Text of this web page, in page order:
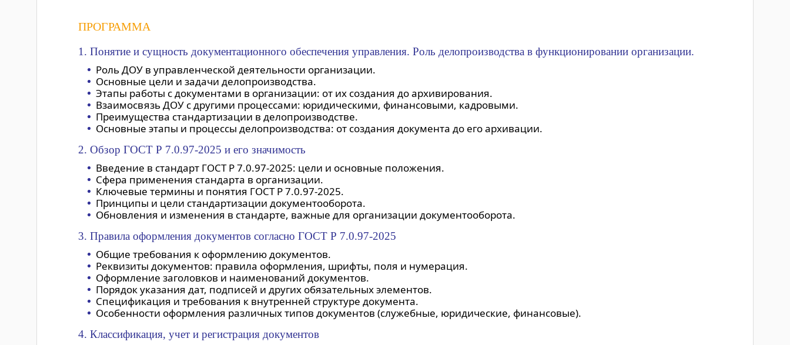
ПРОГРАММА
1. Понятие и сущность документационного обеспечения управления. Роль делопроизводства в функционировании организации.
Роль ДОУ в управленческой деятельности организации.
Основные цели и задачи делопроизводства.
Этапы работы с документами в организации: от их создания до архивирования.
Взаимосвязь ДОУ с другими процессами: юридическими, финансовыми, кадровыми.
Преимущества стандартизации в делопроизводстве.
Основные этапы и процессы делопроизводства: от создания документа до его архивации.
2. Обзор ГОСТ Р 7.0.97-2025 и его значимость
Введение в стандарт ГОСТ Р 7.0.97-2025: цели и основные положения.
Сфера применения стандарта в организации.
Ключевые термины и понятия ГОСТ Р 7.0.97-2025.
Принципы и цели стандартизации документооборота.
Обновления и изменения в стандарте, важные для организации документооборота.
3. Правила оформления документов согласно ГОСТ Р 7.0.97-2025
Общие требования к оформлению документов.
Реквизиты документов: правила оформления, шрифты, поля и нумерация.
Оформление заголовков и наименований документов.
Порядок указания дат, подписей и других обязательных элементов.
Спецификация и требования к внутренней структуре документа.
Особенности оформления различных типов документов (служебные, юридические, финансовые).
4. Классификация, учет и регистрация документов